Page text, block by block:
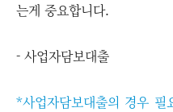
는게 중요합니다.
- 사업자담보대출
*사업자담보대출의 경우